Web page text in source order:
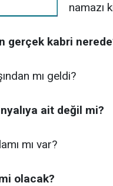
namazı
gerçek kabri
mı geldi?
ait değil mi?
mı var?
olacak?